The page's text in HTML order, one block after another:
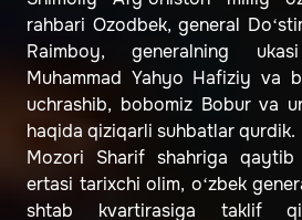
rahbari Ozodbek, general
Raimboy, generalning
Muhammad Yahyo Hafiziy va
uchrashib, bobomiz Bobur va
haqida qiziqarli suhbatlar qurdik.
Mozori Sharif shahriga qaytib
ertasi tarixchi olim, o‘zbek
shtab kvartirasiga taklif